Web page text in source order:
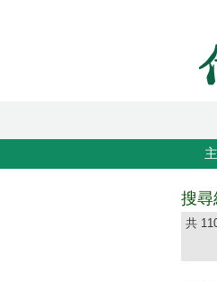
搜尋
共